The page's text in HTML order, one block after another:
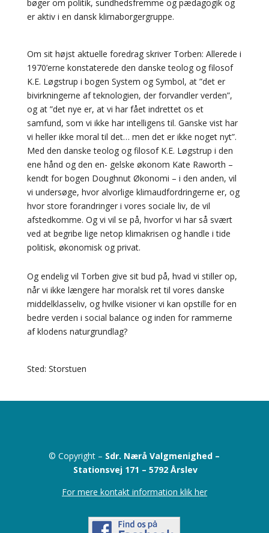
bøger om politik, sundhedsfremme og pædagogik og
er aktiv i en dansk klimaborgergruppe.
Om sit højst aktuelle foredrag skriver Torben: Allerede i
1970’erne konstaterede den danske teolog og filosof
K.E. Løgstrup i bogen System og Symbol, at ”det er
bivirkningerne af teknologien, der forvandler verden”,
og at ”det nye er, at vi har fået indrettet os et
samfund, som vi ikke har intelligens til. Ganske vist har
vi heller ikke moral til det… men det er ikke noget nyt”.
Med den danske teolog og filosof K.E. Løgstrup i den
ene hånd og den en- gelske økonom Kate Raworth –
kendt for bogen Doughnut Økonomi – i den anden, vil
vi undersøge, hvor alvorlige klimaudfordringerne er, og
hvor store forandringer i vores sociale liv, de vil
afstedkomme. Og vi vil se på, hvorfor vi har så svært
ved at begribe lige netop klimakrisen og handle i tide
politisk, økonomisk og privat.
Og endelig vil Torben give sit bud på, hvad vi stiller op,
når vi ikke længere har moralsk ret til vores danske
middelklasseliv, og hvilke visioner vi kan opstille for en
bedre verden i social balance og inden for rammerne
af klodens naturgrundlag?
Sted: Storstuen
© Copyright – Sdr. Nærå Valgmenighed –
Stationsvej 171 –5792 Årslev
For mere kontakt information klik her